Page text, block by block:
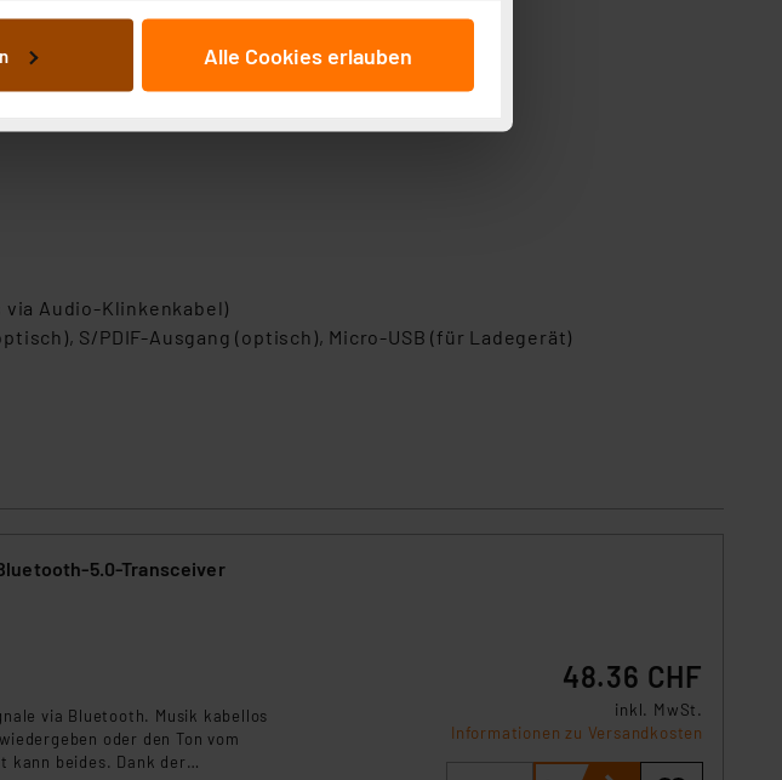
ausgewählten Verarbeitungszwecke (Art. 6
nach Zweck und Anbieter ist durch Klick auf den
jederzeit unter dem Link „Cookie Einstellungen“
und Weiterverarbeitung dieser Daten zur
unberührt. Ihre Browser-Einstellungen können
und dieses Banner erneut angezeigt wird.
Ihre Einwilligung zur Einbindung von Cookies
in den USA gemäß Art. 49 (1) lit. a DSGVO.
erhalten Sie in der Datenschutzerklärung.
dass die USA als Land mit unzureichendem
Alle Cookies erlauben
Audio-Klinkenkabel)
S/PDIF-Ausgang (optisch), Micro-USB (für Ladegerät)
5.0-Transceiver
via Bluetooth. Musik kabellos
oder den Ton vom
kann beides. Dank der
48.36 CHF
inkl. MwSt.
Informationen zu Versandkosten